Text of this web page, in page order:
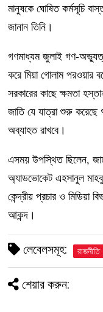
মানুষকে ঘোষিত কর্মসূচি
জানান তিনি।
গণমাধ্যম জুলাই গণ-
করে মিয়া গোলাম পরওয়ার
সরকারের কাছে ক্ষমতা
জাতি যে যাত্রা শুরু করেছে
অব্যাহত রাখবে।
এসময় উপস্থিত ছিলেন,
অ্যাডভোকেট এহসানুল
কেন্দ্রীয় প্রচার ও মিডিয়া
আকন্দ।
লেবেলসমূহ: রাজনীতি
শেয়ার করুন: